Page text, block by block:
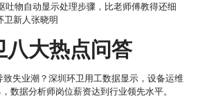
吐物自动显示处理步骤，比老师傅教得还细
新人张晓明
八大热点问答
失业潮？深圳环卫用工数据显示，设备运维
数据分析师岗位薪资达到行业领先水平。